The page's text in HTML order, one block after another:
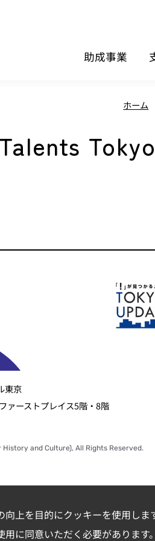
上を目的にクッキーを使用し
に同意いただく必要があります。
助成事業
ホーム
東京
ァーストプレイス5階・8階
and Culture), All Rights Reserved.